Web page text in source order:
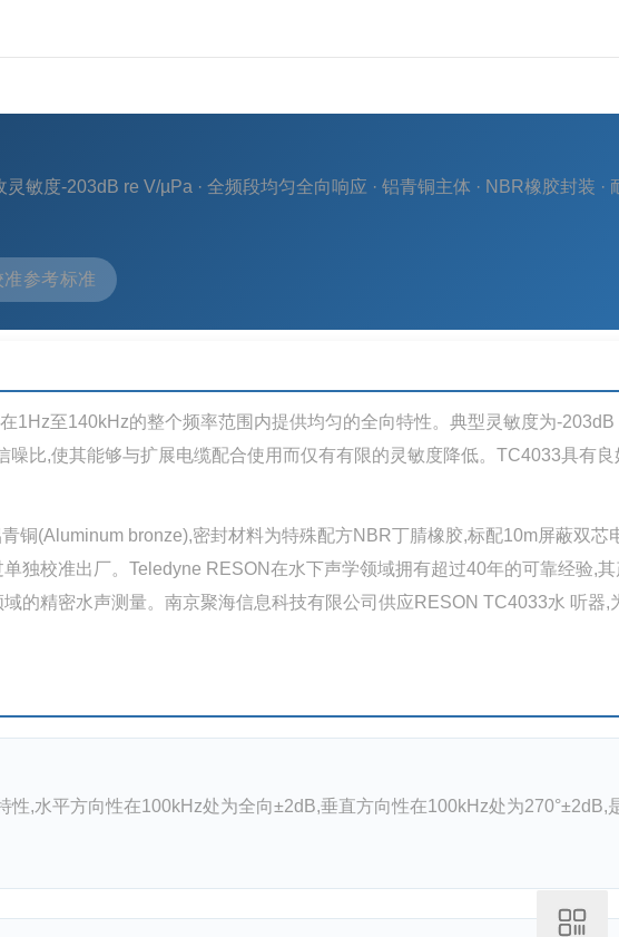
敏度-203dB re V/µPa · 全频段均匀全向响应 · 铝青铜主体 · NBR橡胶封装 ·
参考标准
1Hz至140kHz的整个频率范围内提供均匀的全向特性。典型灵敏度为-203dB
比,使其能够与扩展电缆配合使用而仅有有限的灵敏度降低。TC4033具有良
铜(Aluminum bronze),密封材料为特殊配方NBR丁腈橡胶,标配10m屏蔽双芯
独校准出厂。Teledyne RESON在水下声学领域拥有超过40年的可靠经验,
的精密水声测量。南京聚海信息科技有限公司供应RESON TC4033水 听器,
,水平方向性在100kHz处为全向±2dB,垂直方向性在100kHz处为270°±2dB,